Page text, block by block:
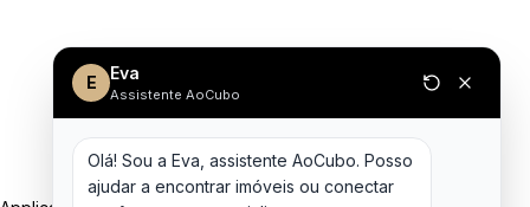
E Eva
Assistente AoCubo
Olá! Sou a Eva, assistente AoCubo. Posso
ajudar a encontrar imóveis ou conectar